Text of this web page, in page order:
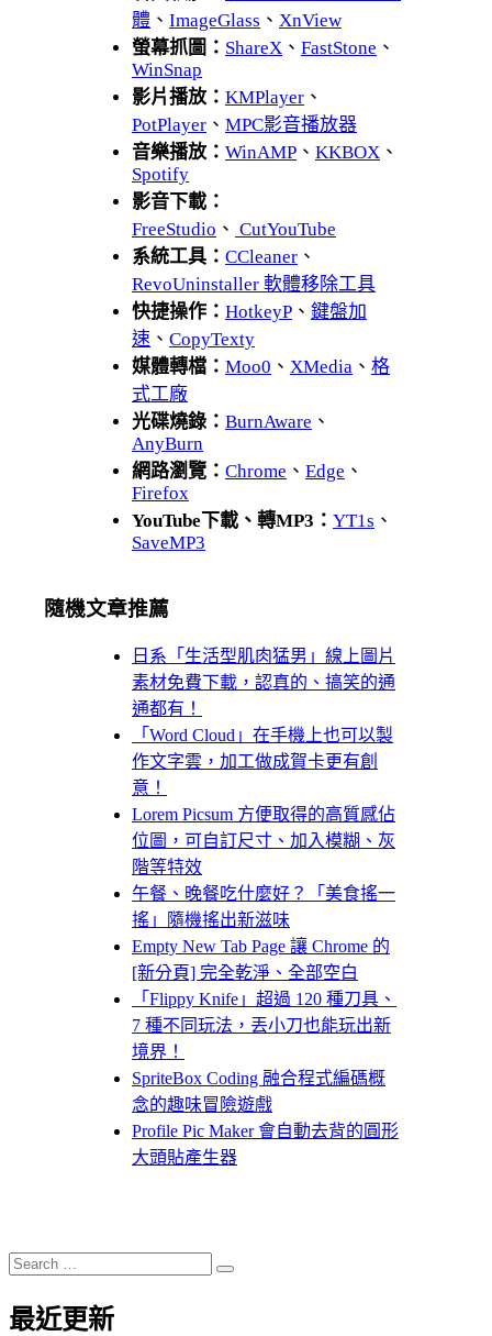
體 、 ImageGlass 、 XnView
螢幕抓圖： ShareX 、 FastStone 、
WinSnap
影片播放： KMPlayer 、
PotPlayer 、 MPC影音播放器
音樂播放： WinAMP 、 KKBOX 、
Spotify
影音下載：
FreeStudio 、 CutYouTube
系統工具： CCleaner 、
RevoUninstaller 軟體移除工具
快捷操作： HotkeyP 、 鍵盤加
速 、 CopyTexty
媒體轉檔： Moo0 、 XMedia 、 格
式工廠
光碟燒錄： BurnAware 、
AnyBurn
網路瀏覽： Chrome 、 Edge 、
Firefox
YouTube下載、轉MP3： YT1s 、
SaveMP3
隨機文章推薦
日系「生活型肌肉猛男」線上圖片
素材免費下載，認真的、搞笑的通
通都有！
「Word Cloud」在手機上也可以製
作文字雲，加工做成賀卡更有創
意！
Lorem Picsum 方便取得的高質感佔
位圖，可自訂尺寸、加入模糊、灰
階等特效
午餐、晚餐吃什麼好？「美食搖一
搖」隨機搖出新滋味
Empty New Tab Page 讓 Chrome 的
[新分頁] 完全乾淨、全部空白
「Flippy Knife」超過 120 種刀具、
7 種不同玩法，丟小刀也能玩出新
境界！
SpriteBox Coding 融合程式編碼概
念的趣味冒險遊戲
Profile Pic Maker 會自動去背的圓形
大頭貼產生器
Search
for:
Search
最近更新